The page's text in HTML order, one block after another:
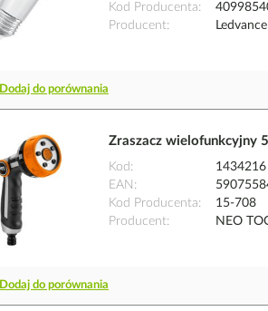
Kod Producenta
Producent
Ledvance
Dodaj do porównania
Zraszacz wielofunkcyjny
Kod
1434216
EAN
Kod Producenta
15-708
Producent
NEO
Dodaj do porównania